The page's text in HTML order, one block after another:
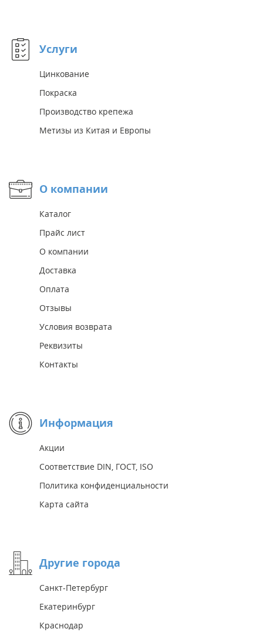
Услуги
Цинкование
Покраска
Производство крепежа
Метизы из Китая и Европы
О компании
Каталог
Прайс лист
О компании
Доставка
Оплата
Отзывы
Условия возврата
Реквизиты
Контакты
Информация
Акции
Соответствие DIN, ГОСТ, ISO
Политика конфиденциальности
Карта сайта
Другие города
Санкт-Петербург
Екатеринбург
Краснодар